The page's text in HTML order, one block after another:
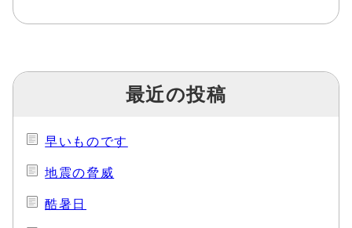
最近の投稿
早いものです
地震の脅威
酷暑日